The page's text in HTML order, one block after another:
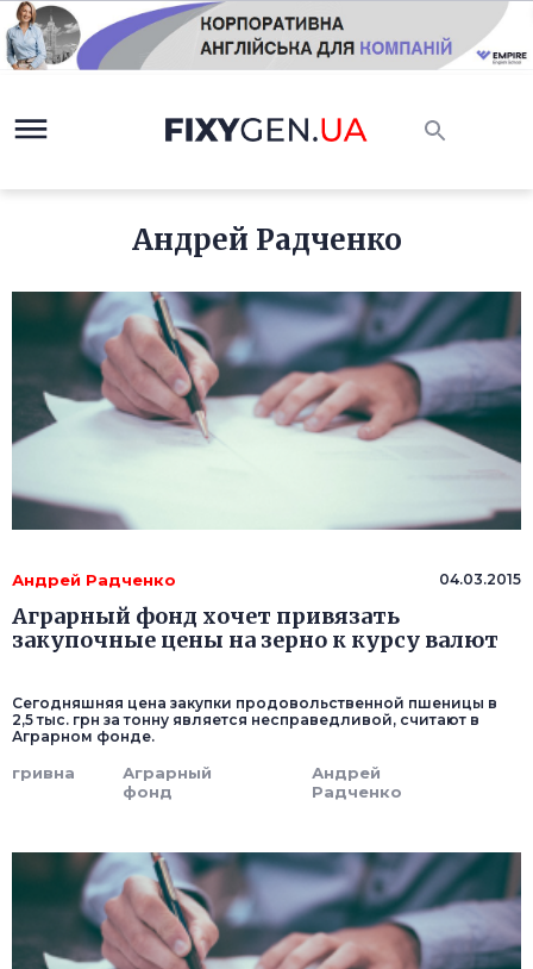
Андрей Радченко
Андрей Радченко 04.03.2015
Аграрный фонд хочет привязать
закупочные цены на зерно к курсу валют
Сегодняшняя цена закупки продовольственной пшеницы в
2,5 тыс. грн за тонну является несправедливой, считают в
Аграрном фонде.
гривна
Аграрный
фонд
Андрей
Радченко